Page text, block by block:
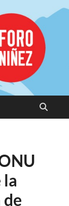
Promoviendo
Derechos,
Construimos
Igualdad
la